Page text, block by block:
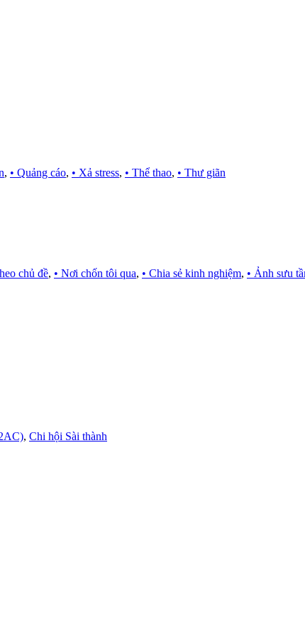
, • Quảng cáo, • Xả stress, • Thể thao, • Thư giãn
chủ đề, • Nơi chốn tôi qua, • Chia sẻ kinh nghiệm, • Ảnh sưu
, Chi hội Sài thành